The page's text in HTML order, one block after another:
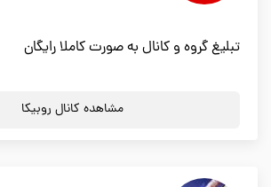
تبلیغ گروه و کانال به صورت کاملا رایگان
مشاهده کانال روبیکا